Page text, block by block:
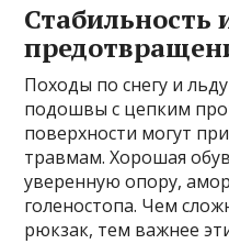
Стабильность
Походы по снегу и
подошвы с цепким
поверхности могут
травмам. Хорошая
уверенную опору,
голеностопа. Чем
рюкзак, тем важнее